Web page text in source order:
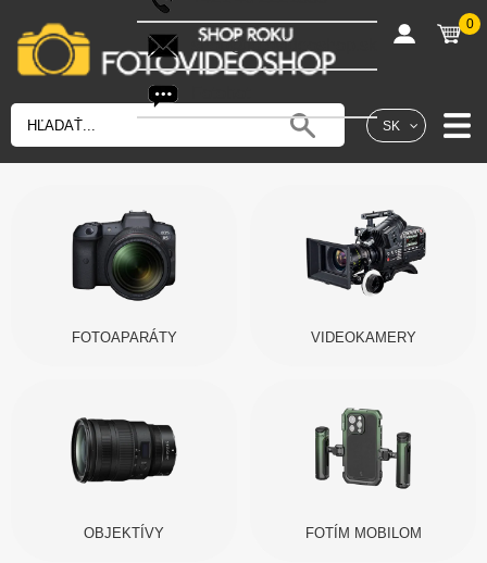
SK
shop@fotovideoshop.sk
0
FOTOAPARÁTY VIDEOKAMERY
OBJEKTÍVY FOTÍM MOBILOM